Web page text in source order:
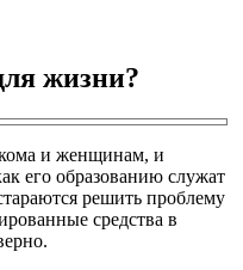
жизни?
и женщинам, и
его образованию служат
решить проблему
средства в